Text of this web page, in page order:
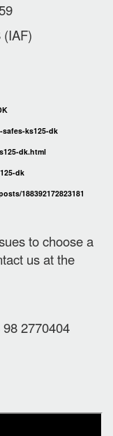
ks125-dk
dk.html
dk
188392172823181
to choose a
us at the
2770404